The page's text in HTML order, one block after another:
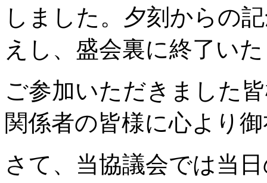
しました。夕刻からの
えし、盛会裏に終了い
ご参加いただきました
関係者の皆様に心より
さて、当協議会では当